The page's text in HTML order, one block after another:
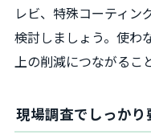
レビ、特殊コーティン
検討しましょう。使わ
上の削減につながるこ
現場調査でしっかり